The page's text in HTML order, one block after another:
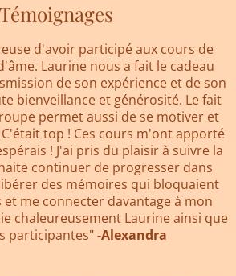
Témoignages
d'avoir participé aux cours de
Laurine nous a fait le cadeau
de son expérience et de son
bienveillance et générosité. Le fait
permet aussi de se motiver et
top ! Ces cours m'ont apporté
! J'ai pris du plaisir à suivre la
continuer de progresser dans
des mémoires qui bloquaient
me connecter davantage à mon
chaleureusement Laurine ainsi que
participantes"-Alexandra